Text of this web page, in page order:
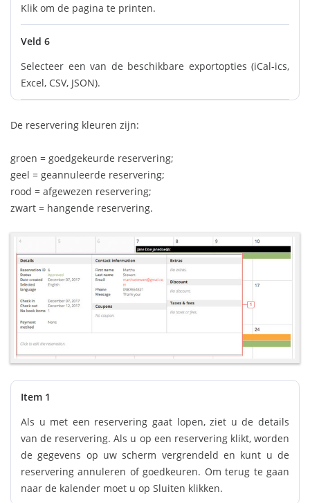
Klik om de pagina te printen.
Veld 6
Selecteer een van de beschikbare exportopties (iCal-ics,
Excel, CSV, JSON).
De reservering kleuren zijn:
groen = goedgekeurde reservering;
geel = geannuleerde reservering;
rood = afgewezen reservering;
zwart = hangende reservering.
Item 1
Als u met een reservering gaat lopen, ziet u de details
van de reservering. Als u op een reservering klikt, worden
de gegevens op uw scherm vergrendeld en kunt u de
reservering annuleren of goedkeuren. Om terug te gaan
naar de kalender moet u op Sluiten klikken.